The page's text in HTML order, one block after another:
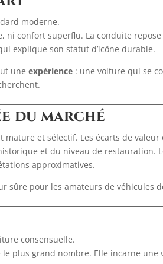
moderne.
ni confort superflu. La conduite
explique son statut d’icône durable.
uneexpérience : une voiture qui se
du marché
mature et sélectif. Les écarts de
et du niveau de restauration.
approximatives.
sûre pour les amateurs de véhicules
consensuelle.
plus grand nombre. Elle incarne